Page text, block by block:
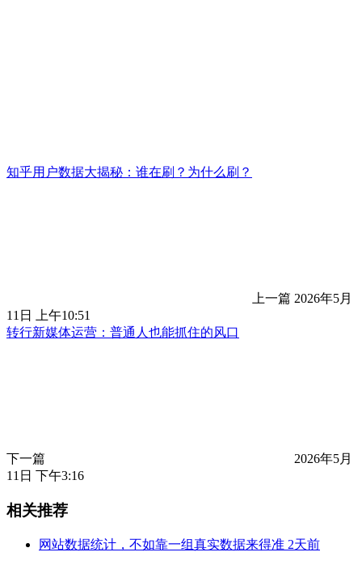
知乎用户数据大揭秘：谁在刷？为什么刷？
上一篇 2026年5月
11日 上午10:51
转行新媒体运营：普通人也能抓住的风口
下一篇
2026年5月
11日 下午3:16
相关推荐
网站数据统计，不如靠一组真实数据来得准 2天前